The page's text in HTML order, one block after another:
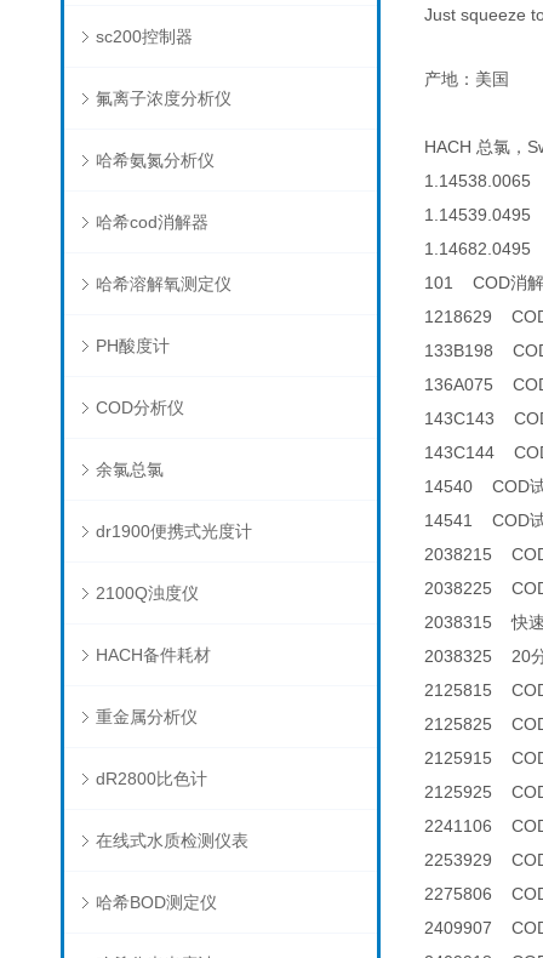
sc200控制器
氟离子浓度分析仪
哈希氨氮分析仪
哈希cod消解器
哈希溶解氧测定仪
PH酸度计
COD分析仪
余氯总氯
dr1900便携式光度计
2100Q浊度仪
HACH备件耗材
重金属分析仪
dR2800比色计
在线式水质检测仪表
哈希BOD测定仪
Just squeeze
产地：美国
HACH 总氯，
1.14539.0495
1.14682.0495
101 COD消
1218629
133B198
136A075
143C143
143C144
14540 COD
14541 COD
2038215
2038225
2038315 快
2038325 20
2125815
2125825
2125915
2125925
2241106
2253929
2275806
2409907